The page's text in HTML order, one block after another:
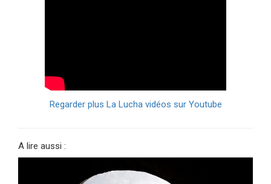
Regarder plus La Lucha vidéos sur Youtube
A lire aussi :